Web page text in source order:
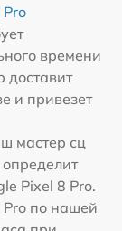
времени
доставит
и привезет
мастер сц
Pixel 8 Pro.
Pro по нашей